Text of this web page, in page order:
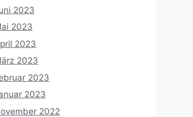
2023
2023
2023
2023
2023
2023
2022